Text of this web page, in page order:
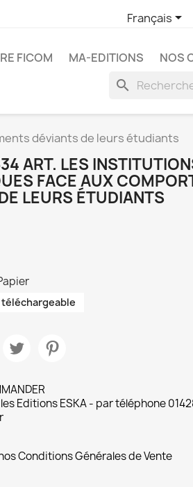
Français
FICOM MA-EDITIONS NOS
search
déviants de leurs étudiants
ART. LES
FACE AUX
LEURS ÉTUDIANTS
téléchargeable
Editions ESKA - par téléphone
Conditions Générales de Vente